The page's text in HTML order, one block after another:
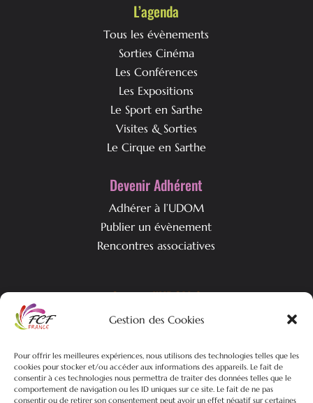
Gestion des Cookies
Pour offrir les meilleures expériences, nous utilisons des technologies telles que les
cookies pour stocker et/ou accéder aux informations des appareils. Le fait de
consentir à ces technologies nous permettra de traiter des données telles que le
comportement de navigation ou les ID uniques sur ce site. Le fait de ne pas
consentir ou de retirer son consentement peut avoir un effet négatif sur certaines
L’agenda
Tous les évènements
Sorties Cinéma
Les Conférences
Les Expositions
Le Sport en Sarthe
Visites & Sorties
Le Cirque en Sarthe
Devenir Adhérent
Adhérer à l’UDOM
Publier un évènement
Rencontres associatives
Qui est l’UDOM ?
L’association & ses objectifs
Nos actualités